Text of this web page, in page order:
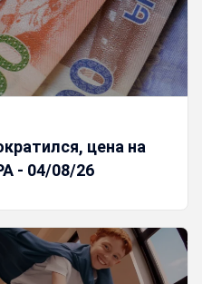
цена на
- 04/08/26